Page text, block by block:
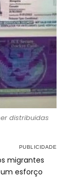
distribuidas
migrantes
esforço